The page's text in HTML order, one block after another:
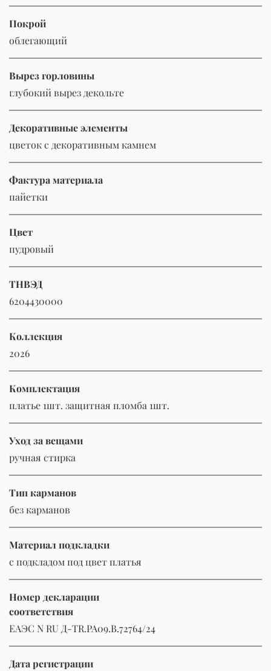
Покрой
облегающий
Вырез горловины
глубокий вырез декольте
Декоративные элементы
цветок с декоративным камнем
Фактура материала
пайетки
Цвет
пудровый
ТНВЭД
6204430000
Коллекция
2026
Комплектация
платье 1шт. защитная пломба 1шт.
Уход за вещами
ручная стирка
Тип карманов
без карманов
Материал подкладки
с подкладом под цвет платья
Номер декларации
соответствия
ЕАЭС N RU Д-TR.РА09.В.72764/24
Дата регистрации